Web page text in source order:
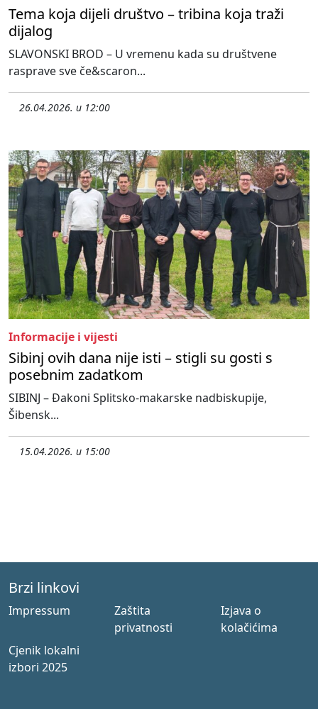
Tema koja dijeli društvo – tribina koja traži
dijalog
SLAVONSKI BROD – U vremenu kada su društvene
rasprave sve če&scaron...
26.04.2026. u 12:00
Informacije i vijesti
Sibinj ovih dana nije isti – stigli su gosti s
posebnim zadatkom
SIBINJ – Đakoni Splitsko-makarske nadbiskupije,
Šibensk...
15.04.2026. u 15:00
Brzi linkovi
Impressum
Zaštita
privatnosti
Izjava o
kolačićima
Cjenik lokalni
izbori 2025